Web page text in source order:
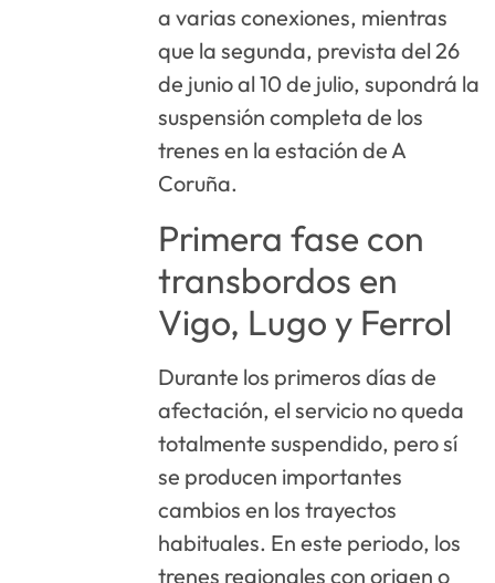
a varias conexiones, mientras
que la segunda, prevista del 26
de junio al 10 de julio, supondrá la
suspensión completa de los
trenes en la estación de A
Coruña.
Primera fase con
transbordos en
Vigo, Lugo y Ferrol
Durante los primeros días de
afectación, el servicio no queda
totalmente suspendido, pero sí
se producen importantes
cambios en los trayectos
habituales. En este periodo, los
trenes regionales con origen o